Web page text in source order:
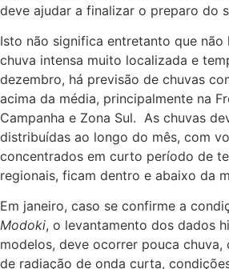
deve ajudar a finalizar o preparo do
Isto não significa entretanto que não
chuva intensa muito localizada e
dezembro, há previsão de chuvas
acima da média, principalmente na
Campanha e Zona Sul. As chuvas
distribuídas ao longo do mês, com
concentrados em curto período de
regionais, ficam dentro e abaixo da
Em janeiro, caso se confirme a
Modoki, o levantamento dos dados
modelos, deve ocorrer pouca chuva,
de radiação de onda curta,